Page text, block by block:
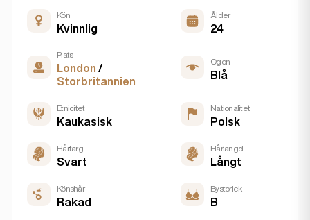
Kön
Kvinnlig
Ålder
24
Plats
London /
Storbritannien
Ögon
Blå
Etnicitet
Kaukasisk
Nationalitet
Polsk
Hårfärg
Svart
Hårlängd
Långt
Könshår
Rakad
Bystorlek
B